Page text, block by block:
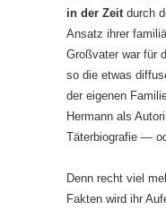
in der Zeit durch
Ansatz ihrer
Großvater war für
so die etwas
der eigenen
Hermann als
Täterbiografie —
Denn recht viel
Fakten wird ihr